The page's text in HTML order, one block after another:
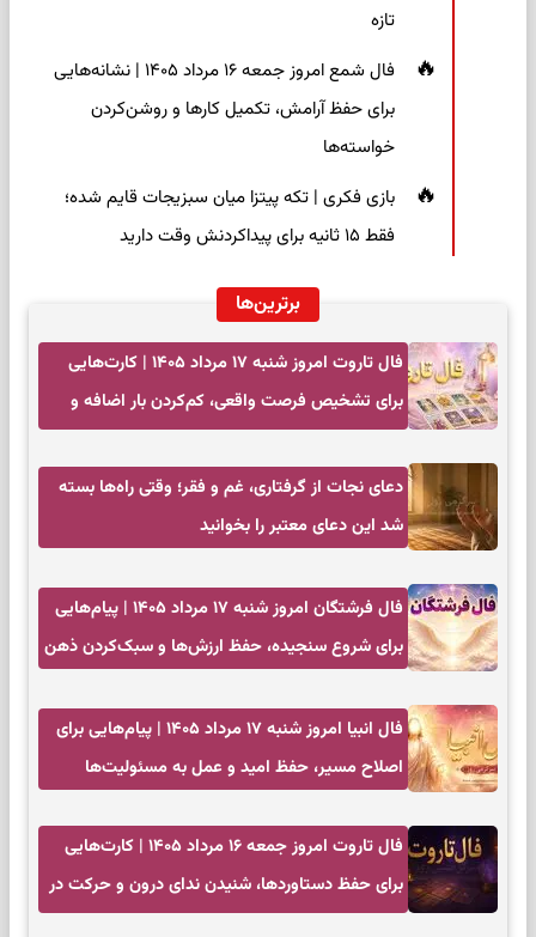
تازه
فال شمع امروز جمعه ۱۶ مرداد ۱۴۰۵ | نشانه‌هایی
برای حفظ آرامش، تکمیل کارها و روشن‌کردن
خواسته‌ها
بازی فکری | تکه پیتزا میان سبزیجات قایم شده؛
فقط ۱۵ ثانیه برای پیداکردنش وقت دارید
برترین‌ها
فال تاروت امروز شنبه ۱۷ مرداد ۱۴۰۵ | کارت‌هایی
برای تشخیص فرصت واقعی، کم‌کردن بار اضافه و
دعای نجات از گرفتاری، غم و فقر؛ وقتی راه‌ها بسته
شد این دعای معتبر را بخوانید
فال فرشتگان امروز شنبه ۱۷ مرداد ۱۴۰۵ | پیام‌هایی
برای شروع سنجیده، حفظ ارزش‌ها و سبک‌کردن ذهن
فال انبیا امروز شنبه ۱۷ مرداد ۱۴۰۵ | پیام‌هایی برای
اصلاح مسیر، حفظ امید و عمل به مسئولیت‌ها
فال تاروت امروز جمعه ۱۶ مرداد ۱۴۰۵ | کارت‌هایی
برای حفظ دستاوردها، شنیدن ندای درون و حرکت در